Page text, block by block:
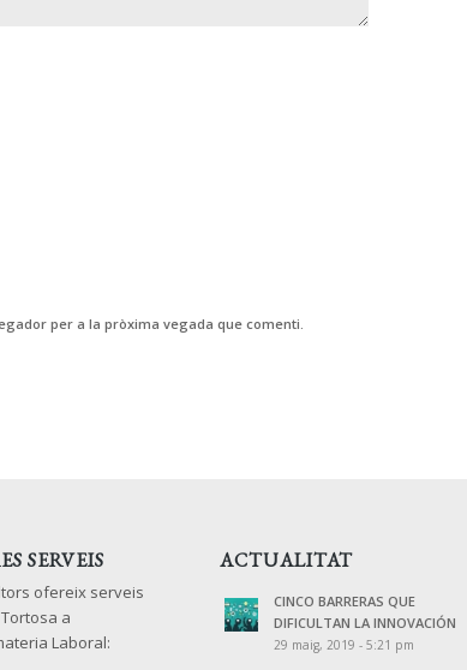
per a la pròxima vegada que comenti.
SERVEIS
ofereix serveis
a
Laboral:
ACTUALITAT
CINCO BARRERAS QUE
DIFICULTAN LA INNOVACIÓN
29 maig, 2019 - 5:21 pm